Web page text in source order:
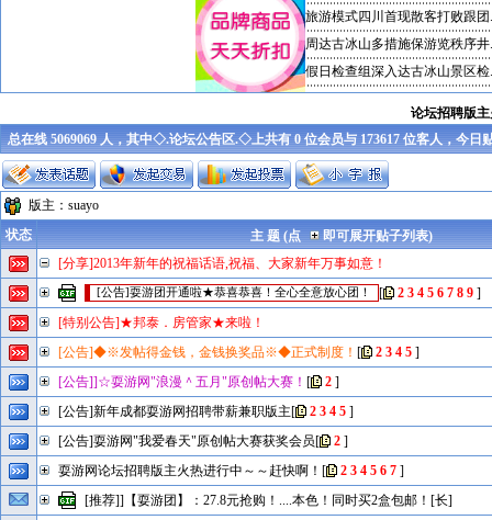
新的旅游模式四川首现散客打败跟团
黄金周达古冰山多措施保游览秩序井
国庆假日检查组深入达古冰山景区检
论坛招聘版
总在线 5069069 人，其中◇.论坛公告区.◇上共有 0 位会员与 173617 位客人，今日
版主： suayo
状态
主 题 (点
即可展开贴子列表)
[分享]2013年新年的祝福话语,祝福、大家新年万事如意！
[公告]耍游团开通啦★恭喜恭喜！全心全意放心团！ [ 2 3 4 5 6 7 8 9 ]
[特别公告]★邦泰．房管家★来啦！
[公告]◆※发帖得金钱，金钱换奖品※◆正式制度！ [ 2 3 4 5 ]
[公告]]☆耍游网"浪漫＾五月"原创帖大赛！ [ 2 ]
[公告]新年成都耍游网招聘带薪兼职版主[ 2 3 4 5 ]
[公告]耍游网"我爱春天"原创帖大赛获奖会员[ 2 ]
耍游网论坛招聘版主火热进行中～～赶快啊！ [ 2 3 4 5 6 7 ]
[推荐]]【耍游团】：27.8元抢购！....本色！同时买2盒包邮！[长]